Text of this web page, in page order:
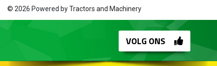
© 2026 Powered byTractors and Machinery
VOLG ONS